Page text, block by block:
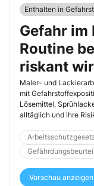
Enthalten in
Gefahr im
Routine
riskant
Maler- und
mit
Lösemittel,
alltäglich und ihre
zeigt, warum das
erlaubt und welche
gemacht werden.
Vorschau anzeigen